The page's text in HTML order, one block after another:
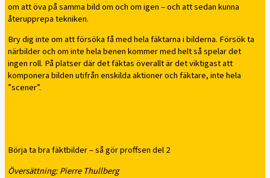
om att öva på samma bild om och om igen – och att sedan kunna
återupprepa tekniken.
Bry dig inte om att försöka få med hela fäktarna i bilderna. Försök ta
närbilder och om inte hela benen kommer med helt så spelar det
ingen roll. På platser där det fäktas överallt är det viktigast att
komponera bilden utifrån enskilda aktioner och fäktare, inte hela
”scener”.
Börja ta bra fäktbilder – så gör proffsen del 2
Översättning: Pierre Thullberg